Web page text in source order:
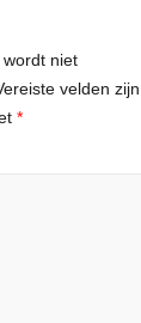
niet
velden zijn
*